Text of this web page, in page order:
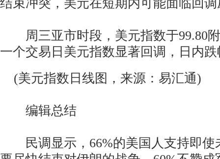
结束冲突，美元在短期内可能面临回
周三亚市时段，美元指数于99.80
一个交易日美元指数显著回调，日内跌
(美元指数日线图，来源：易汇通)
编辑总结
民调显示，66%的美国人支持即使